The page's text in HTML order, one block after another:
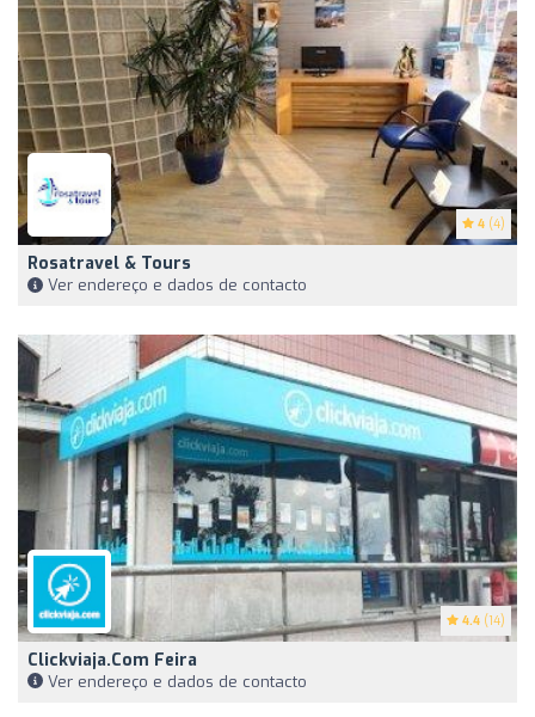
4 (4)
Rosatravel & Tours
Ver endereço e dados de contacto
4.4 (14)
Clickviaja.com Feira
Ver endereço e dados de contacto